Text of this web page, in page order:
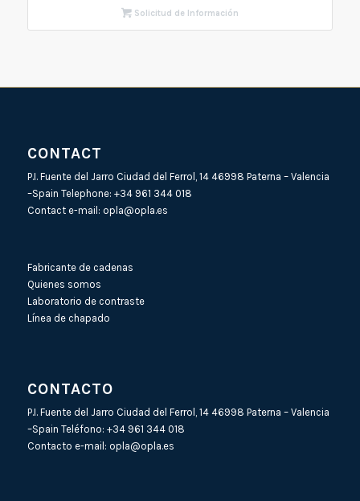
Solicitud de Información
CONTACT
P.I. Fuente del Jarro Ciudad del Ferrol, 14 46998 Paterna – Valencia
–Spain Telephone: +34 961 344 018
Contact e-mail: opla@opla.es
Fabricante de cadenas
Quienes somos
Laboratorio de contraste
Línea de chapado
CONTACTO
P.I. Fuente del Jarro Ciudad del Ferrol, 14 46998 Paterna – Valencia
–Spain Teléfono: +34 961 344 018
Contacto e-mail: opla@opla.es